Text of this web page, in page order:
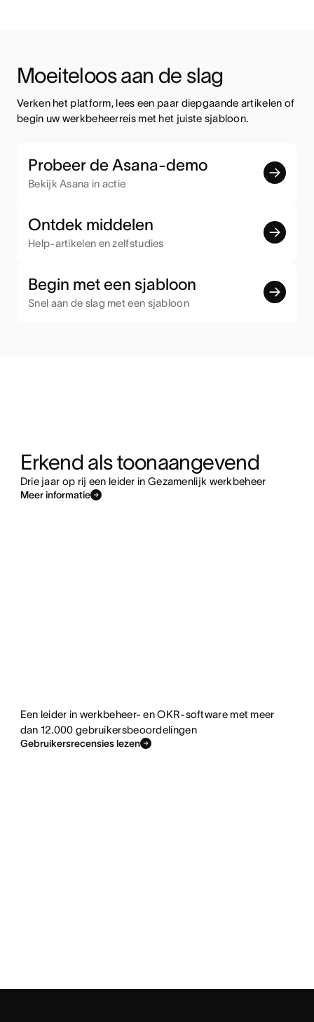
Moeiteloos aan de slag
Verken het platform, lees een paar diepgaande artikelen of
begin uw werkbeheerreis met het juiste sjabloon.
Probeer de Asana-demo
Bekijk Asana in actie
Ontdek middelen
Help-artikelen en zelfstudies
Begin met een sjabloon
Snel aan de slag met een sjabloon
Erkend als toonaangevend
Drie jaar op rij een leider in Gezamenlijk werkbeheer
Meer informatie
Een leider in werkbeheer- en OKR-software met meer
dan 12.000 gebruikersbeoordelingen
Gebruikersrecensies lezen